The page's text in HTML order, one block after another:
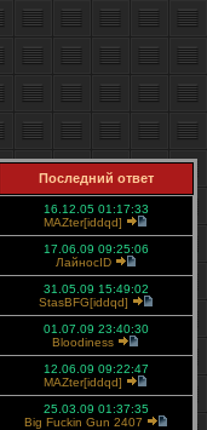
Последний ответ
16.12.05 01:17:33
MAZter[iddqd]
17.06.09 09:25:06
ЛайносID
31.05.09 15:49:02
StasBFG[iddqd]
01.07.09 23:40:30
Bloodiness
12.06.09 09:22:47
MAZter[iddqd]
25.03.09 01:37:35
Big Fuckin Gun 2407